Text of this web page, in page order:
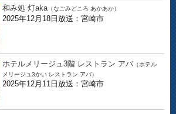
和み処 灯aka （なごみどころ あかあか）
2025年12月18日放送：宮崎市
ホテルメリージュ3階 レストラン アバ （ホテル
メリージュ3かい レストラン アバ）
2025年12月11日放送：宮崎市